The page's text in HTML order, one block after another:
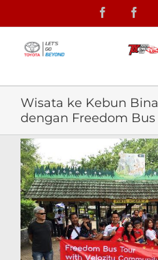
Facebook
Wisata ke Kebun
dengan Freedom
View
Larger
Image